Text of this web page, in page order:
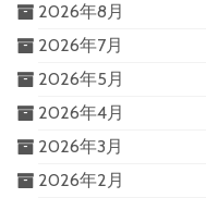
2026年8月
2026年7月
2026年5月
2026年4月
2026年3月
2026年2月